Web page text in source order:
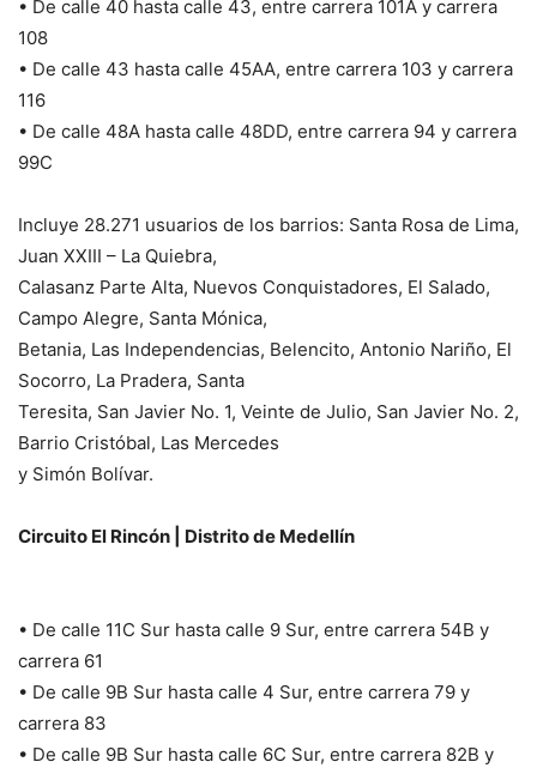
• De calle 40 hasta calle 43, entre carrera 101A y carrera
108
• De calle 43 hasta calle 45AA, entre carrera 103 y carrera
116
• De calle 48A hasta calle 48DD, entre carrera 94 y carrera
99C
Incluye 28.271 usuarios de los barrios: Santa Rosa de Lima,
Juan XXIII – La Quiebra,
Calasanz Parte Alta, Nuevos Conquistadores, El Salado,
Campo Alegre, Santa Mónica,
Betania, Las Independencias, Belencito, Antonio Nariño, El
Socorro, La Pradera, Santa
Teresita, San Javier No. 1, Veinte de Julio, San Javier No. 2,
Barrio Cristóbal, Las Mercedes
y Simón Bolívar.
Circuito El Rincón | Distrito de Medellín
• De calle 11C Sur hasta calle 9 Sur, entre carrera 54B y
carrera 61
• De calle 9B Sur hasta calle 4 Sur, entre carrera 79 y
carrera 83
• De calle 9B Sur hasta calle 6C Sur, entre carrera 82B y